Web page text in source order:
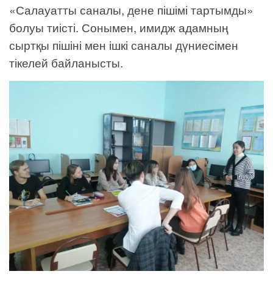
«Салауатты саналы, дене пішімі тартымды»
болуы тиісті. Сонымен, имидж адамның
сыртқы пішіні мен ішкі саналы дүниесімен
тікелей байланысты.